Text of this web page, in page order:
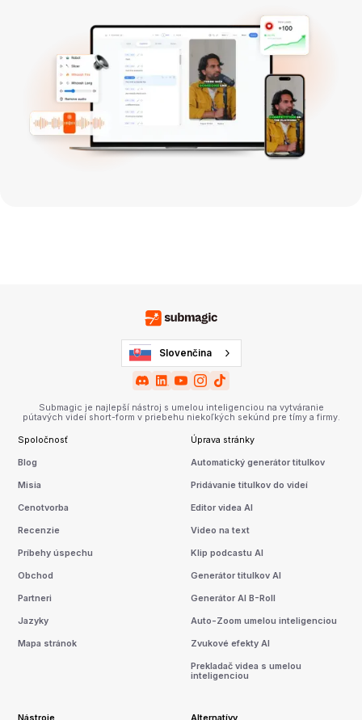
Slovenčina
Submagic je najlepší nástroj s umelou inteligenciou na vytváranie
pútavých videí short-form v priebehu niekoľkých sekúnd pre tímy a firmy.
Spoločnosť
Blog
Misia
Cenotvorba
Recenzie
Príbehy úspechu
Obchod
Partneri
Jazyky
Mapa stránok
Úprava stránky
Automatický generátor titulkov
Pridávanie titulkov do videí
Editor videa AI
Video na text
Klip podcastu AI
Generátor titulkov AI
Generátor AI B-Roll
Auto-Zoom umelou inteligenciou
Zvukové efekty AI
Prekladač videa s umelou
inteligenciou